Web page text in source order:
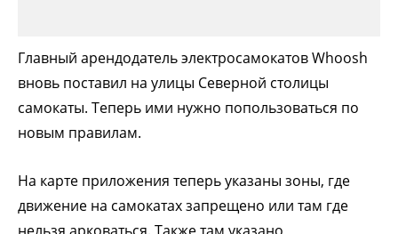
Главный арендодатель электросамокатов Whoosh
вновь поставил на улицы Северной столицы
самокаты. Теперь ими нужно попользоваться по
новым правилам.
На карте приложения теперь указаны зоны, где
движение на самокатах запрещено или там где
нельзя арковаться. Также там указано